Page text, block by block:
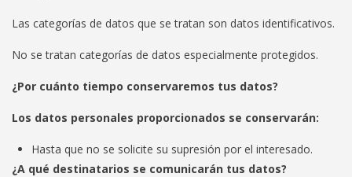
Las categorías de datos que se tratan son datos identificativos.
No se tratan categorías de datos especialmente protegidos.
¿Por cuánto tiempo conservaremos tus datos?
Los datos personales proporcionados se conservarán:
Hasta que no se solicite su supresión por el interesado.
¿A qué destinatarios se comunicarán tus datos?